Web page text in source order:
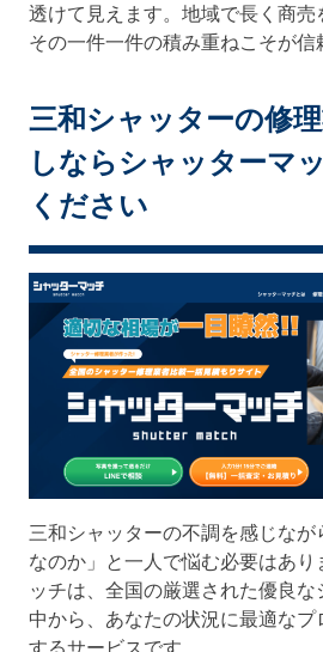
透けて見えます。地域で長く商売
その一件一件の積み重ねこそが信
三和シャッターの修
しならシャッターマ
ください
三和シャッターの不調を感じな
なのか」と一人で悩む必要はあ
ッチは、全国の厳選された優良
中から、あなたの状況に最適な
するサービスです。